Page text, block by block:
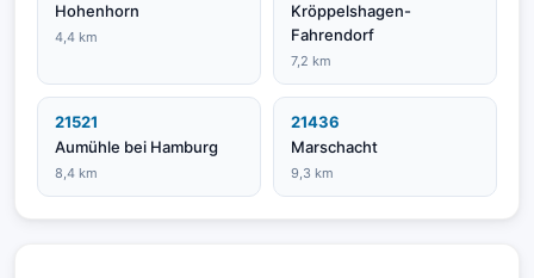
Hohenhorn
4,4 km
Kröppelshagen-
Fahrendorf
7,2 km
21521
Aumühle bei Hamburg
8,4 km
21436
Marschacht
9,3 km